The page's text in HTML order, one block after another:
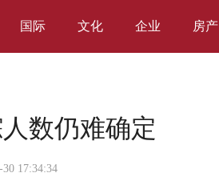
国际 文化 企业 房产
数仍难确定
17:34:34